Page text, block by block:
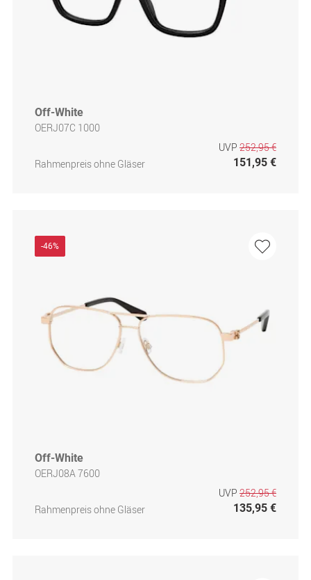
Off-White
OERJ07C 1000
Rahmenpreis ohne Gläser
UVP 252,95 €
151,95 €
-46%
Off-White
OERJ08A 7600
Rahmenpreis ohne Gläser
UVP 252,95 €
135,95 €